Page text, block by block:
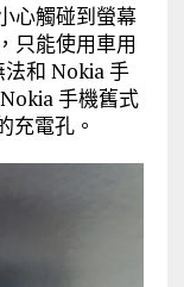
心觸碰到螢幕
只能使用車用
和 Nokia 手
手機舊式
充電孔。